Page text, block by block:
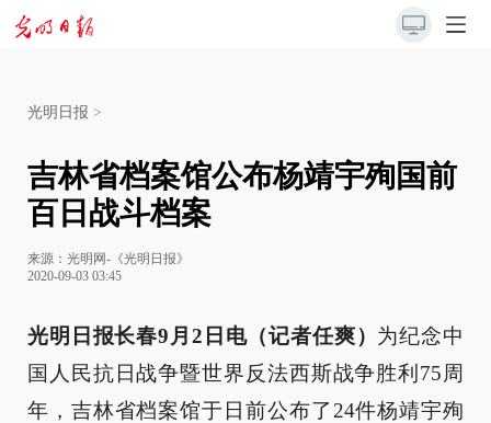
光明日报 >
吉林省档案馆公布杨靖宇殉国前
百日战斗档案
来源： 光明网-《光明日报》
2020-09-03 03:45
光明日报长春9月2日电（记者任爽） 为纪念中
国人民抗日战争暨世界反法西斯战争胜利75周
年，吉林省档案馆于日前公布了24件杨靖宇殉